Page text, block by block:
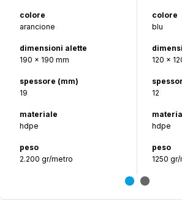
colore
arancione
dimensioni alette
190 x 190 mm
spessore (mm)
19
materiale
hdpe
peso
2.200 gr/metro
colore
blu
120 x
12
hdpe
peso
1250